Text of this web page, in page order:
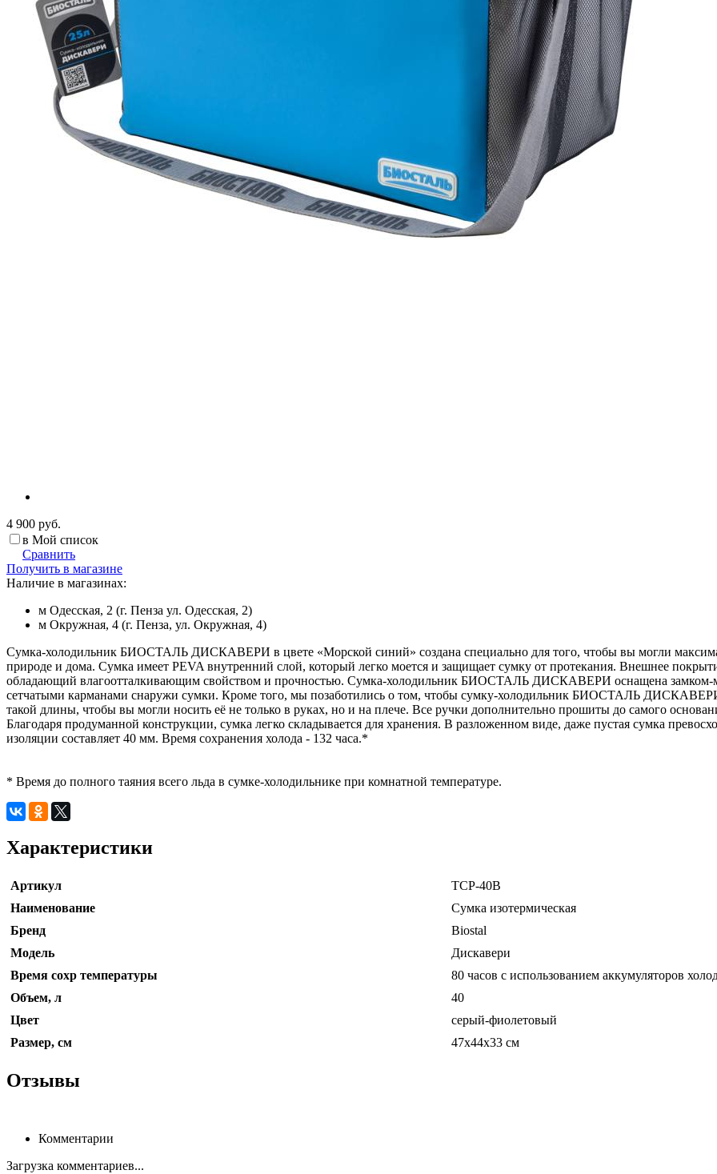
4 900 руб.
в Мой список
Сравнить
Получить в магазине
Наличие в магазинах:
м Одесская, 2 (г. Пенза ул. Одесская, 2)
м Окружная, 4 (г. Пенза, ул. Окружная, 4)
Сумка-холодильник БИОСТАЛЬ ДИСКАВЕРИ в цвете «Морской синий» создана специально для того, чтобы вы могли
природе и дома. Сумка имеет PEVA внутренний слой, который легко моется и защищает сумку от протекания. Внешнее
обладающий влагоотталкивающим свойством и прочностью. Сумка-холодильник БИОСТАЛЬ ДИСКАВЕРИ оснащена замком-
сетчатыми карманами снаружи сумки. Кроме того, мы позаботились о том, чтобы сумку-холодильник БИОСТАЛЬ
такой длины, чтобы вы могли носить её не только в руках, но и на плече. Все ручки дополнительно прошиты до самого
Благодаря продуманной конструкции, сумка легко складывается для хранения. В разложенном виде, даже пустая сумка
изоляции составляет 40 мм. Время сохранения холода - 132 часа.*
* Время до полного таяния всего льда в сумке-холодильнике при комнатной температуре.
Характеристики
Артикул
TCP-40В
Наименование
Сумка изотермическая
Бренд
Biostal
Модель
Дискавери
Время сохр температуры
80 часов с использованием аккумуляторов
Объем, л
40
Цвет
серый-фиолетовый
Размер, см
47х44х33 см
Отзывы
Комментарии
Загрузка комментариев...